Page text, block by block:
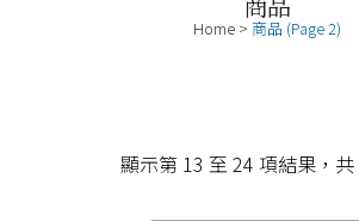
Home > 商品 (Page 2)
顯示第 13 至 24 項結果，